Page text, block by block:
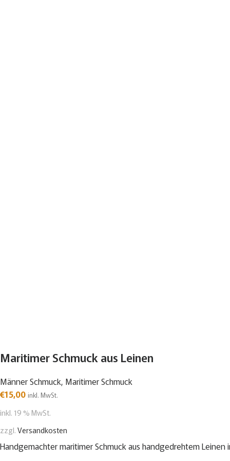
Maritimer Schmuck aus Leinen
Männer Schmuck, Maritimer Schmuck
€15,00 inkl. MwSt.
inkl. 19 % MwSt.
zzgl.Versandkosten
Handgemachter maritimer Schmuck aus handgedrehtem